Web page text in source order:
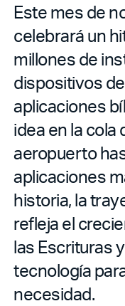
Este mes de
celebrará un
millones de
dispositivos
aplicaciones
idea en la cola
aeropuerto
aplicaciones
historia, la
refleja el
las Escrituras
tecnología
necesidad.